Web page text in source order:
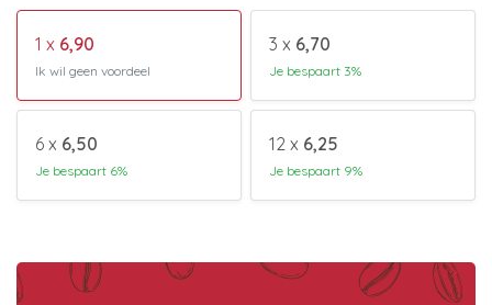
1 x 6,90
Ik wil geen voordeel
3 x 6,70
Je bespaart 3%
6 x 6,50
Je bespaart 6%
12 x 6,25
Je bespaart 9%